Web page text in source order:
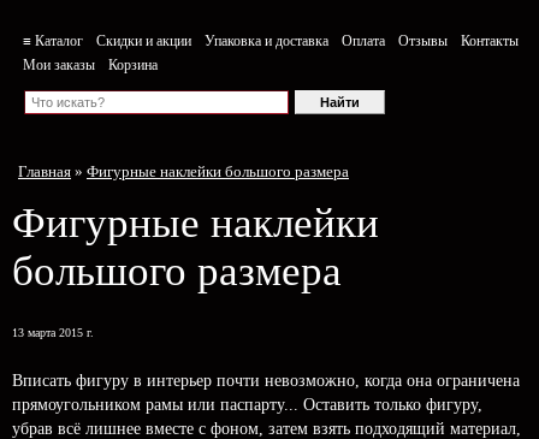
≡ Каталог Скидки и акции Упаковка и доставка Оплата Отзывы
Контакты
Мои заказы
Корзина
Главная » Фигурные наклейки большого размера
Фигурные наклейки
большого размера
13 марта 2015 г.
Вписать фигуру в интерьер почти невозможно, когда она ограничена
прямоугольником рамы или паспарту... Оставить только фигуру,
убрав всё лишнее вместе с фоном, затем взять подходящий материал,